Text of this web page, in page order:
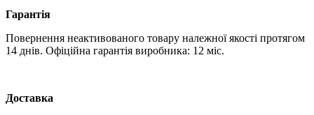
Гарантія
Повернення неактивованого товару належної якості протягом
14 днів. Офіційна гарантія виробника: 12 міс.
Доставка